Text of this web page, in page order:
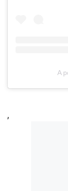
A
,